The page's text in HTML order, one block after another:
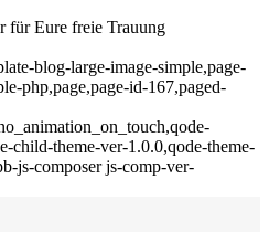
für Eure freie Trauung
blog-large-image-simple,page-
php,page,page-id-167,paged-
child-theme-ver-1.0.0,qode-theme-
js-composer js-comp-ver-